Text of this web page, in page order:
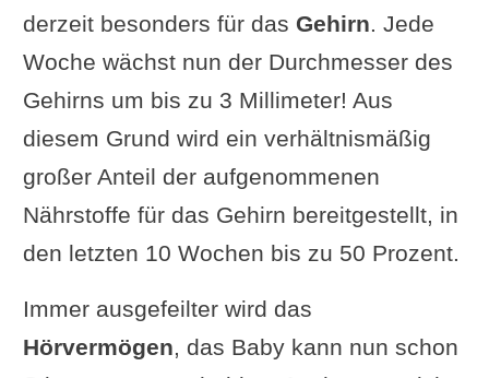
derzeit besonders für das Gehirn. Jede
Woche wächst nun der Durchmesser des
Gehirns um bis zu 3 Millimeter! Aus
diesem Grund wird ein verhältnismäßig
großer Anteil der aufgenommenen
Nährstoffe für das Gehirn bereitgestellt, in
den letzten 10 Wochen bis zu 50 Prozent.
Immer ausgefeilter wird das
Hörvermögen, das Baby kann nun schon